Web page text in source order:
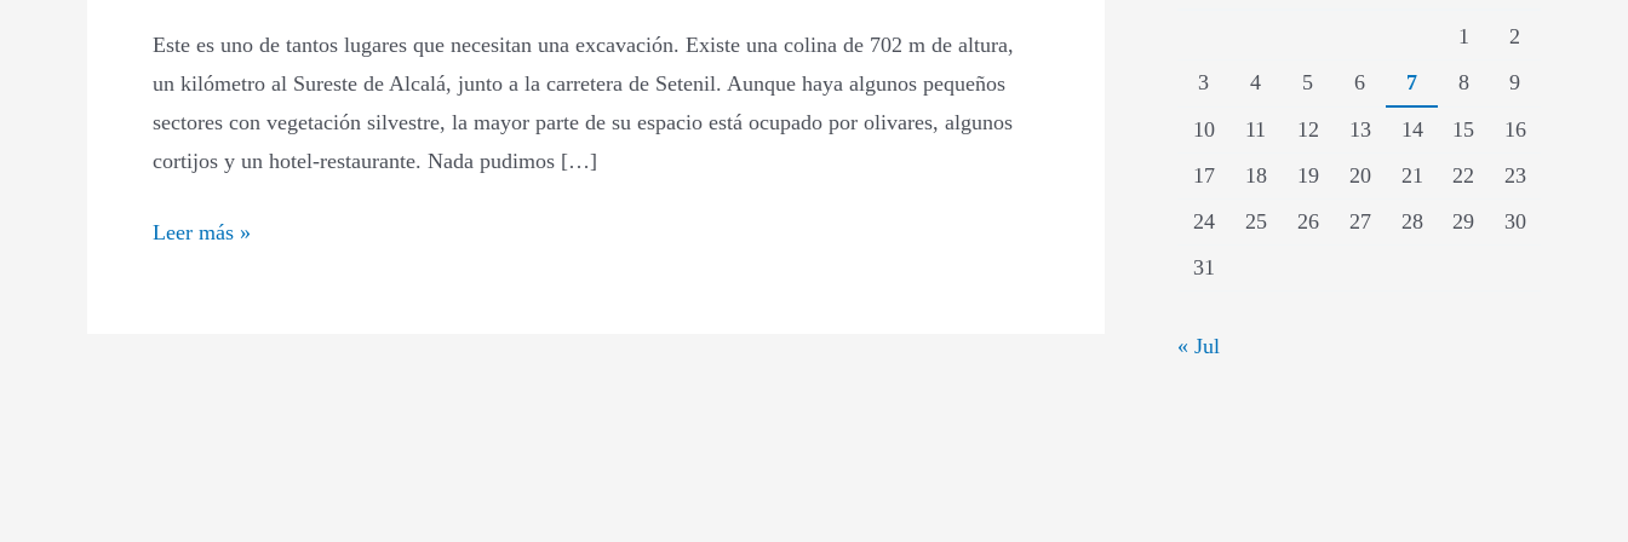
Este es uno de tantos lugares que necesitan una excavación. Existe una colina de 702 m de altura,
un kilómetro al Sureste de Alcalá, junto a la carretera de Setenil. Aunque haya algunos pequeños
sectores con vegetación silvestre, la mayor parte de su espacio está ocupado por olivares, algunos
cortijos y un hotel-restaurante. Nada pudimos […]
Leer más »
1
2
3
4 5 6 7 8
9
10
11 12 13 14 15
16
17
18 19 20 21 22
23
24
25 26 27 28 29
30
31
« Jul